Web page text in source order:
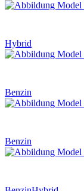
Hybrid
Benzin
Benzin